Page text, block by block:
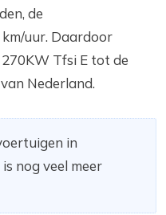
de
uur. Daardoor
Tfsi E tot de
Nederland.
in
nog veel meer